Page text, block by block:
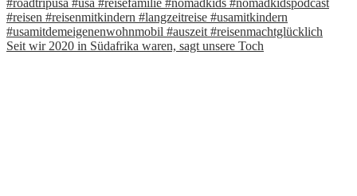
Seit wir 2020 in Südafrika waren, sagt unsere Toch